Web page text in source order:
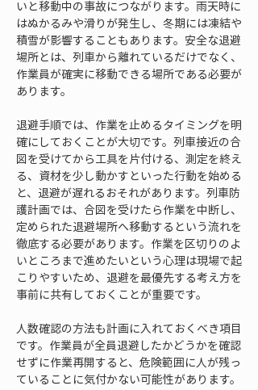
いと移動中の事故につながります。雨天時に
はぬかるみや滑りが発生し、冬期には凍結や
積雪が影響することもあります。安全な退避
場所とは、列車から離れているだけでなく、
作業員が確実に移動できる場所である必要が
あります。
退避手順では、作業を止めるタイミングを明
確にしておくことが大切です。列車接近の合
図を受けてから工具を片付ける、測定を終え
る、資材を少し動かすといった行動を始める
と、退避が遅れるおそれがあります。列車防
護計画では、合図を受けたら作業を中断し、
定められた退避場所へ移動するという流れを
徹底する必要があります。作業を区切りのよ
いところまで進めたいという心理は現場で起
こりやすいため、退避を最優先する考え方を
事前に共有しておくことが重要です。
人数確認の方法も計画に入れておくべき項目
です。作業員が全員退避したかどうかを確認
せずに作業再開すると、危険範囲に人が残っ
ていることに気付かない可能性があります。